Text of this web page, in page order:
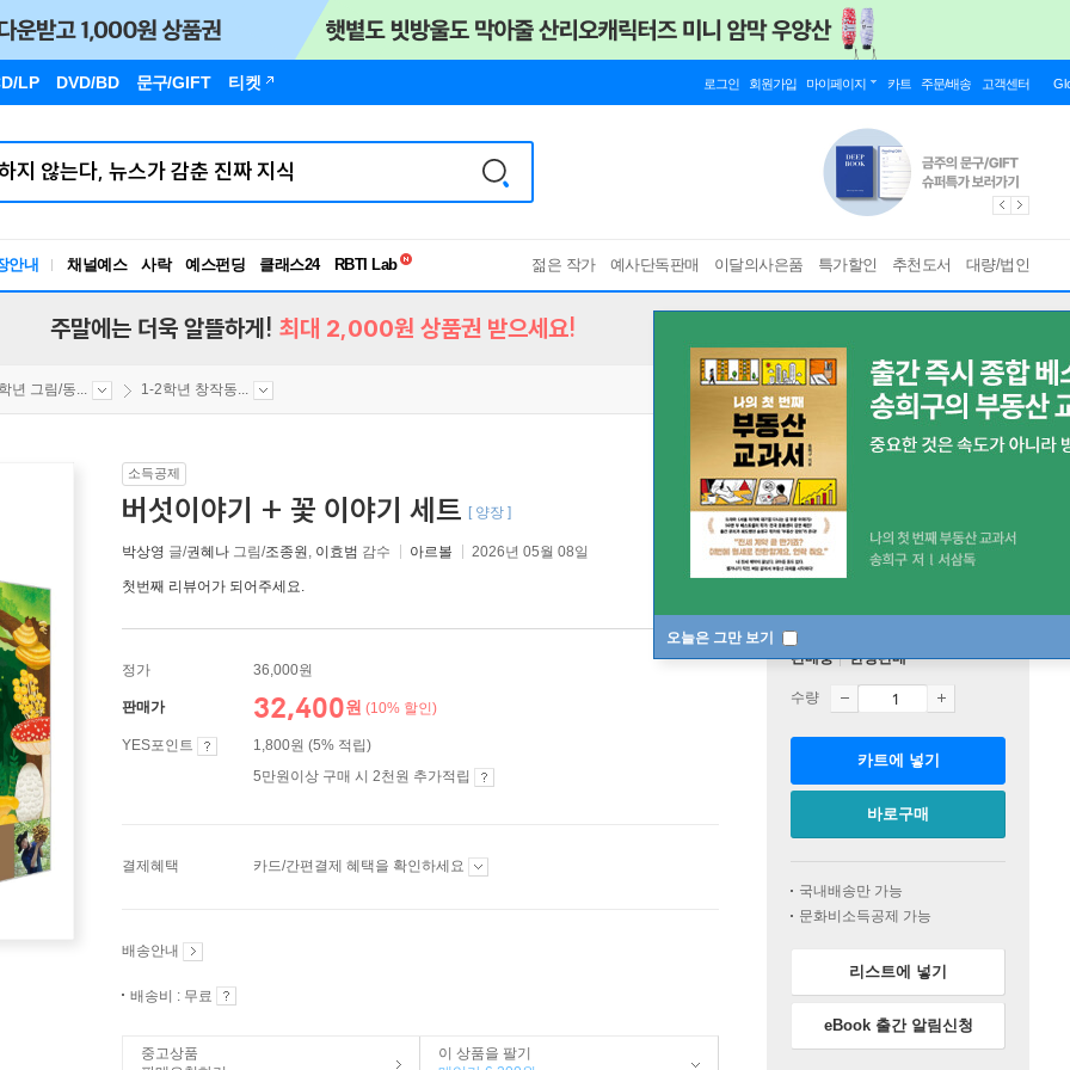
LP DVD/BD 문구/GIFT 티켓 로그인 회원가입 마이페이지 카트 주문/배송 고객센터
안내 채널예스 사락 예스펀딩 클래스24
RBTI Lab
독서유형검사
젊은 작가 예사단독판매 이달의사은품 특가할인 추천도서 대량/법인
오늘은 그만 보기
주말에는 더욱 알뜰하게! 최대 2,000원 상품권 받으세요!
년 그림/동... 1-2학년 창작동...
소득공제
버섯이야기 + 꽃 이야기 세트 [ 양장 ]
박상영 글/권혜나 그림/조종원 , 이효범 감수 아르볼 2026년 05월 08일
첫번째 리뷰어가 되어주세요.
정가 36,000원
판매가 32,400원 (10% 할인)
YES포인트
1,800원 (5% 적립)
5만원이상 구매 시 2천원 추가적립
결제혜택 카드/간편결제 혜택을 확인하세요
배송안내
배송비 : 무료
중고상품
이 상품을 팔기
판매중 한정판매
수량
카트에 넣기
바로구매
국내배송만 가능
문화비소득공제 가능
리스트에 넣기
eBook 출간 알림신청